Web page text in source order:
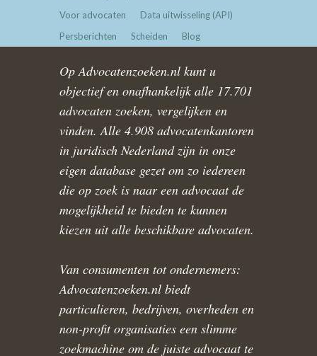
Voor advocaten
Data uitwisseling (API)
Persberichten
Scheiden Blog
Op Advocatenzoeken.nl kunt u
objectief en onafhankelijk alle 17.701
advocaten zoeken, vergelijken en
vinden. Alle 4.908 advocatenkantoren
in juridisch Nederland zijn in onze
eigen database gezet om zo iedereen
die op zoek is naar een advocaat de
mogelijkheid te bieden te kunnen
kiezen uit alle beschikbare advocaten.
Van consumenten tot ondernemers:
Advocatenzoeken.nl biedt
particulieren, bedrijven, overheden en
non-profit organisaties een slimme
zoekmachine om de juiste advocaat te